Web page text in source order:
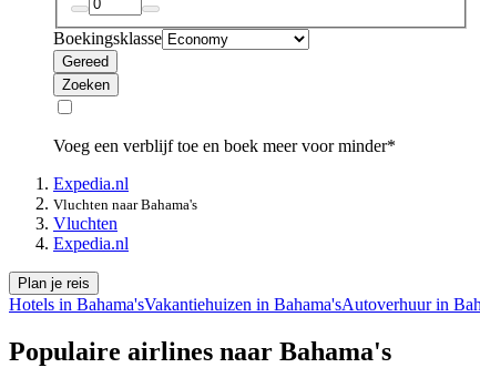
Boekingsklasse
Gereed
Zoeken
Voeg een verblijf toe en boek meer voor minder*
Expedia.nl
Vluchten naar Bahama's
Vluchten
Expedia.nl
Plan je reis
Hotels in Bahama'sVakantiehuizen in Bahama'sAutoverhuur in
Populaire airlines naar Bahama's